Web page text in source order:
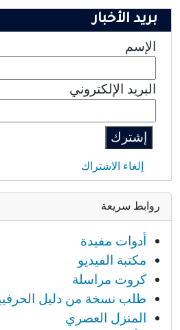
بريد الأخبار
الإسم
البريد الإلكتروني
إلغاء الاشتراك
روابط سريعة
أدوات مفيدة
مكتبة الفيديو
كروت مراسلة
طلب نسخة من دليل
المنزل العصري